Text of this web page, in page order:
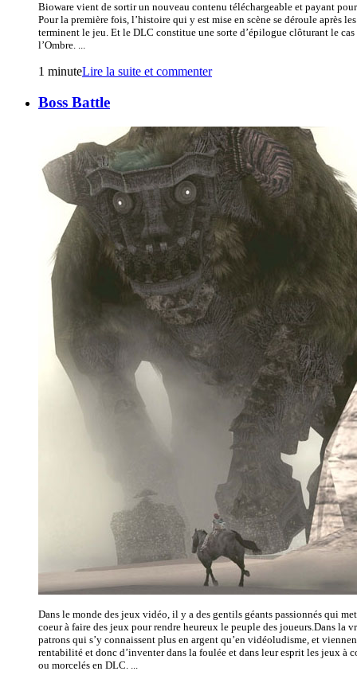
Bioware vient de sortir un nouveau contenu téléchargeable et payant
Pour la première fois, l’histoire qui y est mise en scène se déroule après
terminent le jeu. Et le DLC constitue une sorte d’épilogue clôturant le
l’Ombre. ...
1 minuteLire la suite et commenter
Boss Battle
Dans le monde des jeux vidéo, il y a des gentils géants passionnés qui
coeur à faire des jeux pour rendre heureux le peuple des joueurs.Dans la
patrons qui s’y connaissent plus en argent qu’en vidéoludisme, et
rentabilité et donc d’inventer dans la foulée et dans leur esprit les jeux à
ou morcelés en DLC. ...